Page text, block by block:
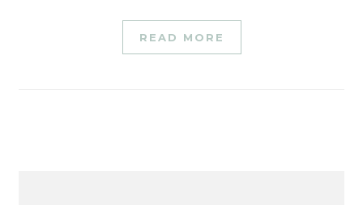
READ MORE